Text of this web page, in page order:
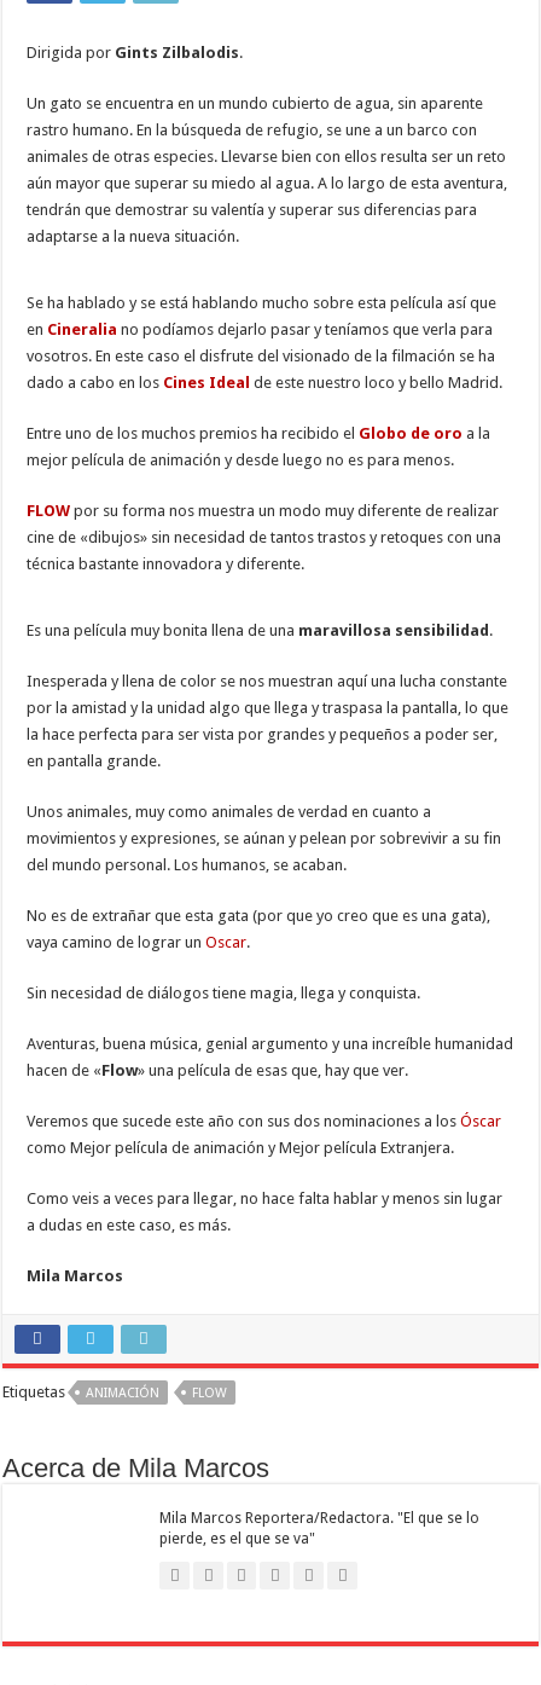
Dirigida por Gints Zilbalodis.
Un gato se encuentra en un mundo cubierto de agua, sin aparente
rastro humano. En la búsqueda de refugio, se une a un barco con
animales de otras especies. Llevarse bien con ellos resulta ser un reto
aún mayor que superar su miedo al agua. A lo largo de esta aventura,
tendrán que demostrar su valentía y superar sus diferencias para
adaptarse a la nueva situación.
Se ha hablado y se está hablando mucho sobre esta película así que
en Cineralia no podíamos dejarlo pasar y teníamos que verla para
vosotros. En este caso el disfrute del visionado de la filmación se ha
dado a cabo en los Cines Ideal de este nuestro loco y bello Madrid.
Entre uno de los muchos premios ha recibido el Globo de oro a la
mejor película de animación y desde luego no es para menos.
FLOW por su forma nos muestra un modo muy diferente de realizar
cine de «dibujos» sin necesidad de tantos trastos y retoques con una
técnica bastante innovadora y diferente.
Es una película muy bonita llena de una maravillosa sensibilidad.
Inesperada y llena de color se nos muestran aquí una lucha constante
por la amistad y la unidad algo que llega y traspasa la pantalla, lo que
la hace perfecta para ser vista por grandes y pequeños a poder ser,
en pantalla grande.
Unos animales, muy como animales de verdad en cuanto a
movimientos y expresiones, se aúnan y pelean por sobrevivir a su fin
del mundo personal. Los humanos, se acaban.
No es de extrañar que esta gata (por que yo creo que es una gata),
vaya camino de lograr unOscar.
Sin necesidad de diálogos tiene magia, llega y conquista.
Aventuras, buena música, genial argumento y una increíble humanidad
hacen de «Flow» una película de esas que, hay que ver.
Veremos que sucede este año con sus dos nominaciones a losÓscar
como Mejor película de animación y Mejor película Extranjera.
Como veis a veces para llegar, no hace falta hablar y menos sin lugar
a dudas en este caso, es más.
Mila Marcos
Etiquetas ANIMACIÓN FLOW
Acerca de Mila Marcos
Mila Marcos Reportera/Redactora. "El que se lo
pierde, es el que se va"